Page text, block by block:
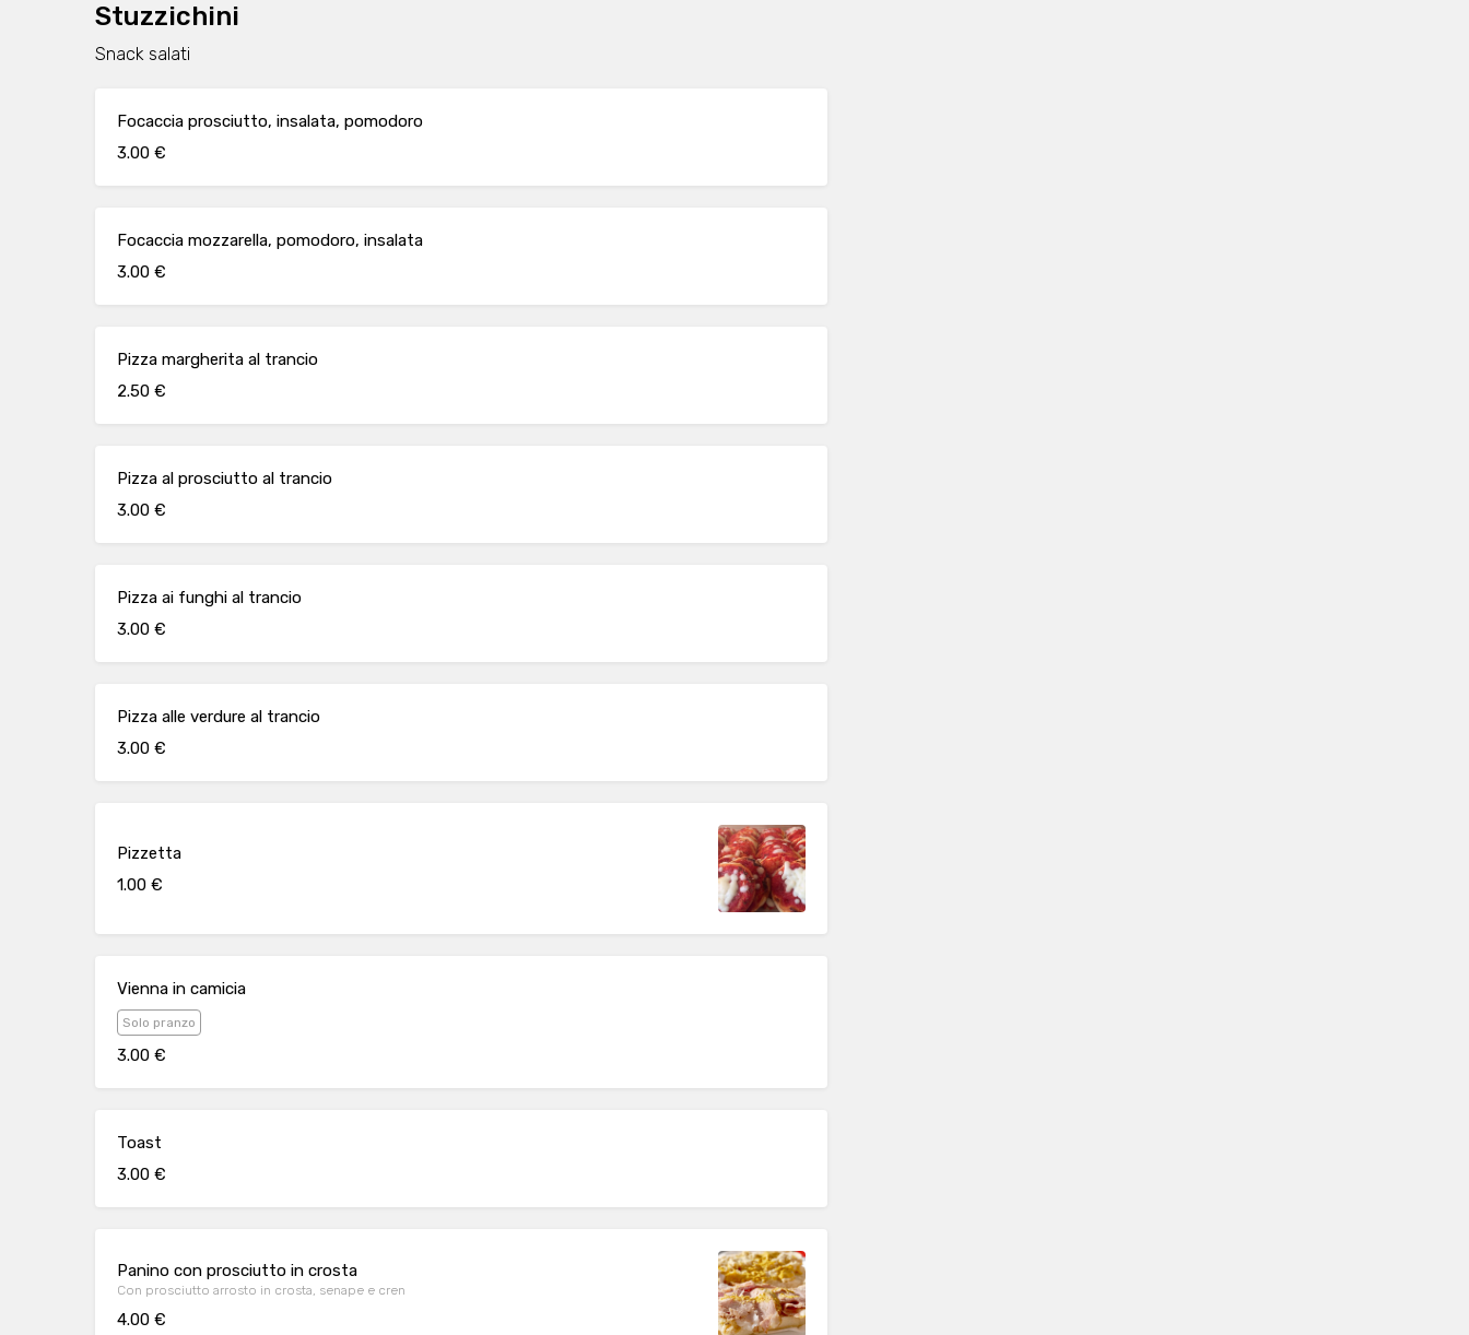
Stuzzichini
Snack salati
Focaccia prosciutto, insalata, pomodoro
3.00 €
Focaccia mozzarella, pomodoro, insalata
3.00 €
Pizza margherita al trancio
2.50 €
Pizza al prosciutto al trancio
3.00 €
Pizza ai funghi al trancio
3.00 €
Pizza alle verdure al trancio
3.00 €
Pizzetta
1.00 €
Vienna in camicia
Solo pranzo
3.00 €
Toast
3.00 €
Panino con prosciutto in crosta
Con prosciutto arrosto in crosta, senape e cren
4.00 €